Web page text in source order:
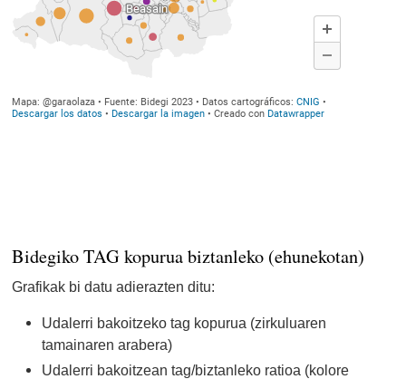
Bidegiko TAG kopurua biztanleko (ehunekotan)
Grafikak bi datu adierazten ditu:
Udalerri bakoitzeko tag kopurua (zirkuluaren
tamainaren arabera)
Udalerri bakoitzean tag/biztanleko ratioa (kolore